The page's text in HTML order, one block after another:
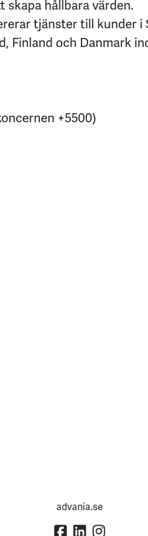
skapa hållbara värden.
tjänster till kunder i
Finland och Danmark
+5500)
advania.se